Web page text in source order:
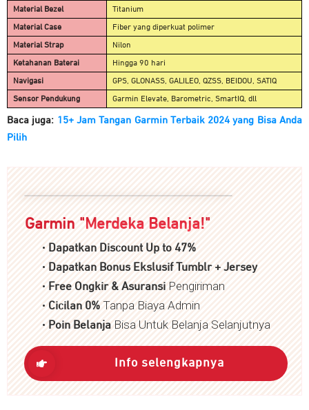
Material Bezel Titanium
Material Case Fiber yang diperkuat polimer
Material Strap Nilon
Ketahanan Baterai Hingga 90 hari
Navigasi GPS, GLONASS, GALILEO, QZSS, BEIDOU, SATIQ
Sensor Pendukung Garmin Elevate, Barometric, SmartIQ, dll
Baca juga: 15+ Jam Tangan Garmin Terbaik 2024 yang Bisa Anda
Pilih
Garmin "Merdeka Belanja!"
• Dapatkan Discount Up to 47%
• Dapatkan Bonus Ekslusif Tumblr + Jersey
• Free Ongkir & AsuransiPengiriman
• Cicilan 0% Tanpa Biaya Admin
• Poin Belanja Bisa Untuk Belanja Selanjutnya
Info selengkapnya